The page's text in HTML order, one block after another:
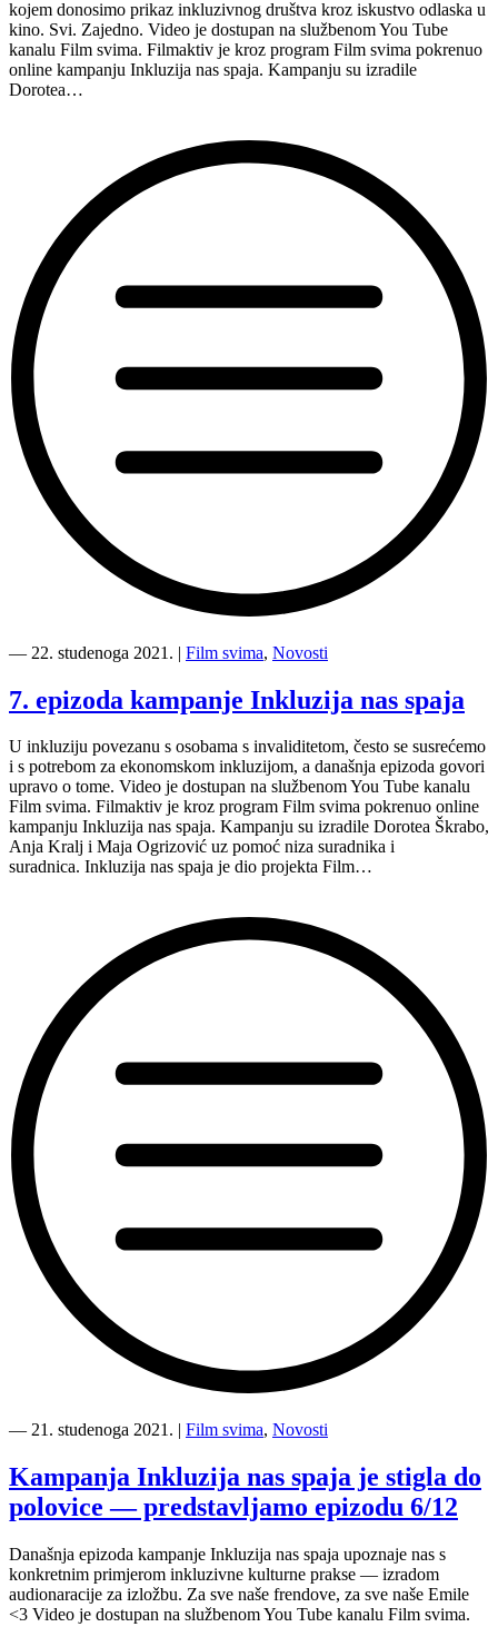
Inkluzija
nas
spaja”
kojem donosimo prikaz inkluzivnog društva kroz iskustvo odlaska u
kino. Svi. Zajedno. Video je dostupan na službenom You Tube
kanalu Film svima. Filmaktiv je kroz program Film svima pokrenuo
online kampanju Inkluzija nas spaja. Kampanju su izradile
Dorotea…
nas
—
epizoda
― 22. studenoga 2021. | Film svima, Novosti
7. epizoda kampanje Inkluzija nas spaja
U inkluziju povezanu s osobama s invaliditetom, često se susrećemo
i s potrebom za ekonomskom inkluzijom, a današnja epizoda govori
upravo o tome. Video je dostupan na službenom You Tube kanalu
Film svima. Filmaktiv je kroz program Film svima pokrenuo online
kampanju Inkluzija nas spaja. Kampanju su izradile Dorotea Škrabo,
Anja Kralj i Maja Ogrizović uz pomoć niza suradnika i
suradnica. Inkluzija nas spaja je dio projekta Film…
epizoda
Inkluzija
nas
spaja”
― 21. studenoga 2021. | Film svima, Novosti
Kampanja Inkluzija nas spaja je stigla do
polovice — predstavljamo epizodu 6/12
Današnja epizoda kampanje Inkluzija nas spaja upoznaje nas s
konkretnim primjerom inkluzivne kulturne prakse — izradom
audionaracije za izložbu. Za sve naše frendove, za sve naše Emile
<3 Video je dostupan na službenom You Tube kanalu Film svima.